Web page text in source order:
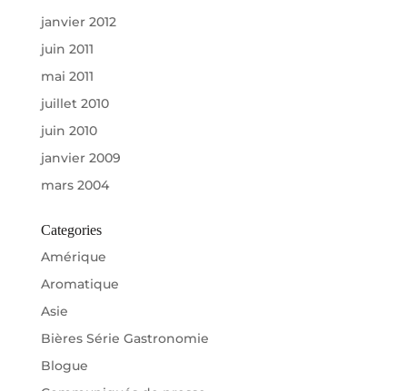
janvier 2012
juin 2011
mai 2011
juillet 2010
juin 2010
janvier 2009
mars 2004
Categories
Amérique
Aromatique
Asie
Bières Série Gastronomie
Blogue